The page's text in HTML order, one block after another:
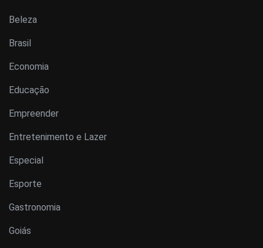
Beleza
Brasil
Economia
Educação
Empreender
Entretenimento e Lazer
Especial
Esporte
Gastronomia
Goiás